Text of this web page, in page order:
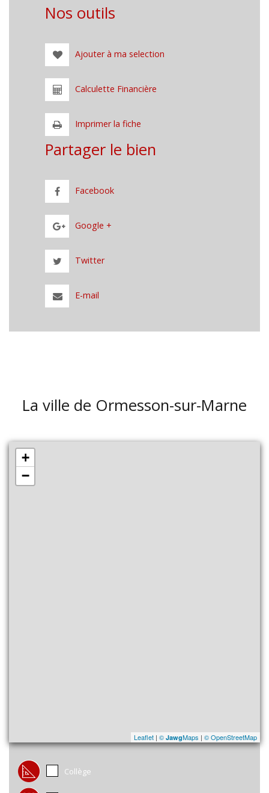
Nos outils
Ajouter à ma selection
Calculette Financière
Imprimer la fiche
Partager le bien
Facebook
Google +
Twitter
E-mail
La ville de Ormesson-sur-Marne
+
−
Leaflet | © JawgMaps | © OpenStreetMap
Collège